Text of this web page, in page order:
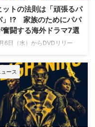
ことに…
ットの法則は「頑張るパ
」!? 家族のためにパパ
奮闘する海外ドラマ7選
6日（水）からDVDリリー
マ『ブラックライトニング』
、『ARROW / アロー』『THE
/ フラッシュ』といった
シリーズが贈る新たなスー
ーヒーロードラマ。電気を自在
操る力を持つブラックライトニ
グは、昼間は高校の校長であ
ュース